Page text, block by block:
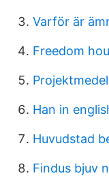
Varför är
Freedom
Han in
Huvudstad
Findus bjuv